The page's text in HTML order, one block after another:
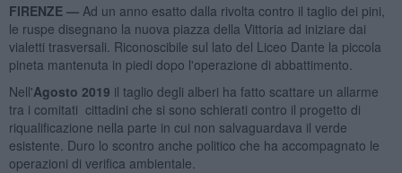
FIRENZE — Ad un anno esatto dalla rivolta contro il taglio dei pini,
le ruspe disegnano la nuova piazza della Vittoria ad iniziare dai
vialetti trasversali. Riconoscibile sul lato del Liceo Dante la piccola
pineta mantenuta in piedi dopo l'operazione di abbattimento.
Nell'Agosto 2019 il taglio degli alberi ha fatto scattare un allarme
tra i comitati cittadini che si sono schierati contro il progetto di
riqualificazione nella parte in cui non salvaguardava il verde
esistente. Duro lo scontro anche politico che ha accompagnato le
operazioni di verifica ambientale.